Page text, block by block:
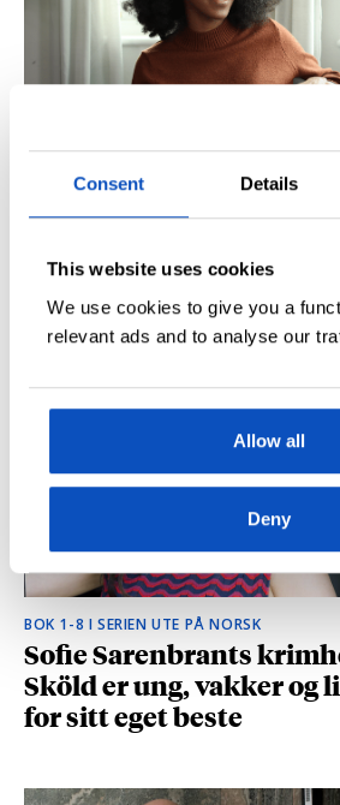
Consent Details
This website uses cookies
We use cookies to give you a
relevant ads and to analyse our
Allow all
Deny
BRITISK STJERNESKUDD
Kåret til en av
unge forfattere: –
hvilke deler som fikk
BOK 1-8 I SERIEN UTE PÅ NORSK
Sofie Sarenbrants
Sköld er ung, vakker og
for sitt eget beste